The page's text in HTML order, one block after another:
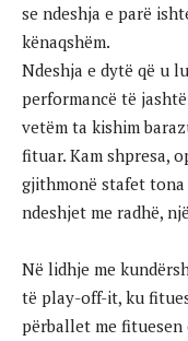
se ndeshja e parë
kënaqshëm.
Ndeshja e dytë që u
performancë të
vetëm ta kishim
fituar. Kam shpresa,
gjithmonë stafet tona
ndeshjet me radhë,
Në lidhje me
të play-off-it, ku
përballet me fituesen